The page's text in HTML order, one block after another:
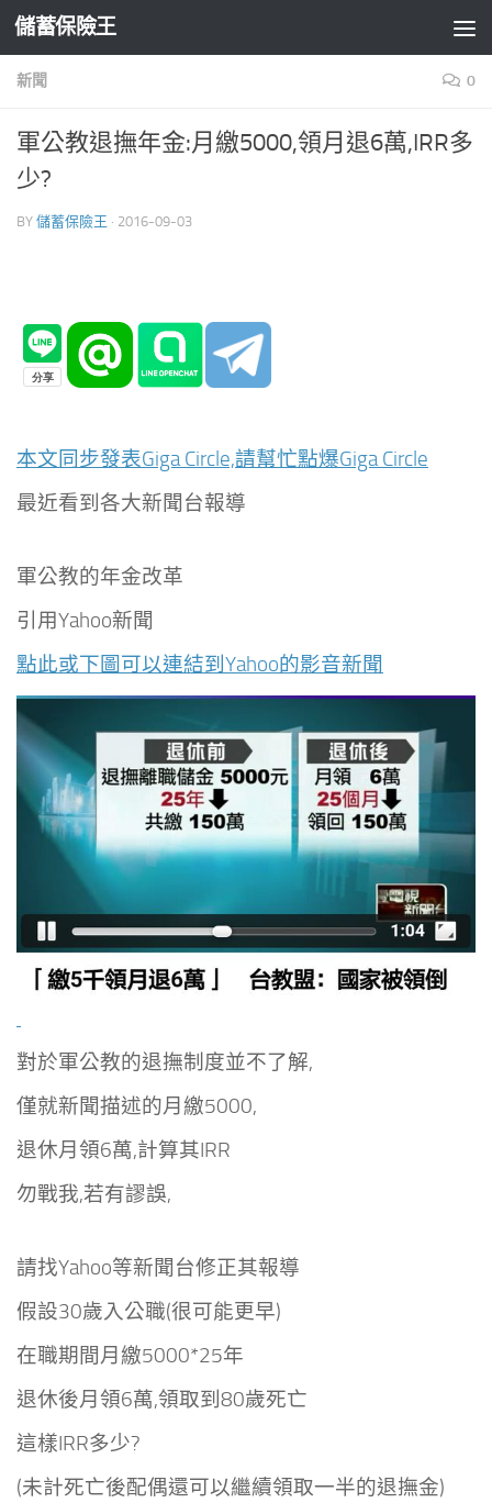
Skip to content
儲蓄保險王
新聞 0
軍公教退撫年金:月繳5000,領月退6萬,IRR多
少?
BY 儲蓄保險王 · 2016-09-03
本文同步發表Giga Circle,請幫忙點爆Giga Circle
最近看到各大新聞台報導
軍公教的年金改革
引用Yahoo新聞
點此或下圖可以連結到 Yahoo的影音新聞
對於軍公教的退撫制度並不了解,
僅就新聞描述的月繳5000,
退休月領6萬,計算其IRR
勿戰我,若有謬誤,
請找Yahoo等新聞台修正其報導
假設30歲入公職(很可能更早)
在職期間月繳5000*25年
退休後月領6萬,領取到80歲死亡
這樣IRR多少?
(未計死亡後配偶還可以繼續領取一半的退撫金)